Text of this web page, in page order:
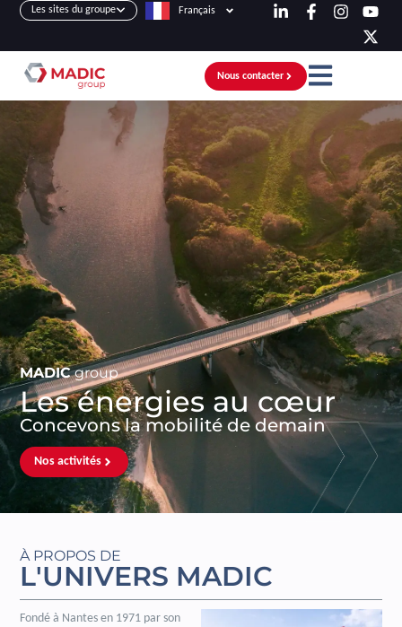
Les sites du groupe Français
Nous contacter
MADIC group
Les énergies au cœur
Concevons la mobilité de demain
Nos activités
À PROPOS DE
L'UNIVERS MADIC
Fondé à Nantes en 1971 par son